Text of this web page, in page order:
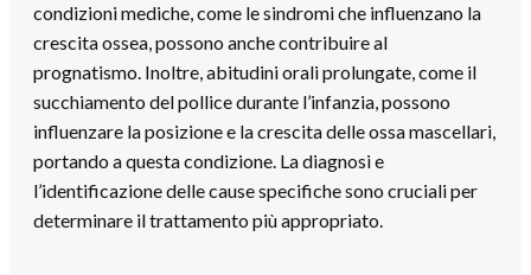
condizioni mediche, come le sindromi che influenzano la
crescita ossea, possono anche contribuire al
prognatismo. Inoltre, abitudini orali prolungate, come il
succhiamento del pollice durante l’infanzia, possono
influenzare la posizione e la crescita delle ossa mascellari,
portando a questa condizione. La diagnosi e
l’identificazione delle cause specifiche sono cruciali per
determinare il trattamento più appropriato.